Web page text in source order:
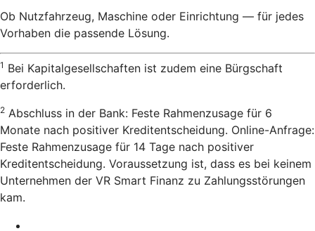
Ob Nutzfahrzeug, Maschine oder Einrichtung — für jedes
Vorhaben die passende Lösung.
1 Bei Kapitalgesellschaften ist zudem eine Bürgschaft
erforderlich.
2 Abschluss in der Bank: Feste Rahmenzusage für 6
Monate nach positiver Kreditentscheidung. Online-Anfrage:
Feste Rahmenzusage für 14 Tage nach positiver
Kreditentscheidung. Voraussetzung ist, dass es bei keinem
Unternehmen der VR Smart Finanz zu Zahlungsstörungen
kam.